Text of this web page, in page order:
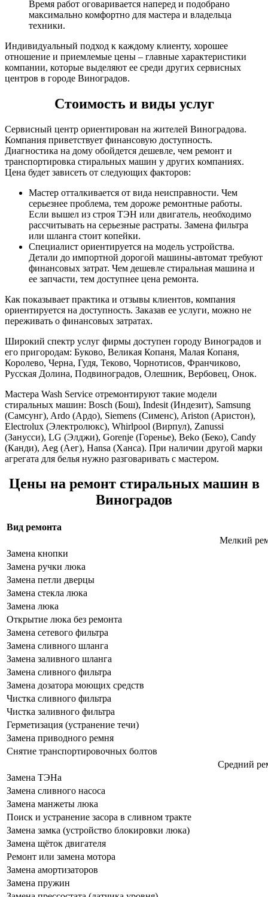
Время работ оговаривается наперед и подобрано
максимально комфортно для мастера и владельца
техники.
Индивидуальный подход к каждому клиенту, хорошее
отношение и приемлемые цены – главные характеристики
компании, которые выделяют ее среди других сервисных
центров в городе Виноградов.
Стоимость и виды услуг
Сервисный центр ориентирован на жителей Виноградова.
Компания приветствует финансовую доступность.
Диагностика на дому обойдется дешевле, чем ремонт и
транспортировка стиральных машин у других компаниях.
Цена будет зависеть от следующих факторов:
Мастер отталкивается от вида неисправности. Чем
серьезнее проблема, тем дороже ремонтные работы.
Если вышел из строя ТЭН или двигатель, необходимо
рассчитывать на серьезные растраты. Замена фильтра
или шланга стоит копейки.
Специалист ориентируется на модель устройства.
Детали до импортной дорогой машины-автомат требуют
финансовых затрат. Чем дешевле стиральная машина и
ее запчасти, тем доступнее цена ремонта.
Как показывает практика и отзывы клиентов, компания
ориентируется на доступность. Заказав ее услуги, можно не
переживать о финансовых затратах.
Широкий спектр услуг фирмы доступен городу Виноградов и
его пригородам: Буково, Великая Копаня, Малая Копаня,
Королево, Черна, Гудя, Теково, Чорнотисов, Франчиково,
Русская Долина, Подвиноградов, Олешник, Вербовец, Онок.
Мастера Wash Service отремонтируют такие модели
стиральных машин: Bosch (Бош), Indesit (Индезит), Samsung
(Самсунг), Ardo (Ардо), Siemens (Сименс), Ariston (Аристон),
Electrolux (Электролюкс), Whirlpool (Вирпул), Zanussi
(Занусси), LG (Элджи), Gorenje (Горенье), Beko (Беко), Candy
(Канди), Аеg (Aeг), Hansa (Ханса). При наличии другой марки
агрегата для белья нужно разговаривать с мастером.
Цены на ремонт стиральных машин в
Виноградов
Вид ремонта
Мелкий
Замена кнопки
Замена ручки люка
Замена петли дверцы
Замена стекла люка
Замена люка
Открытие люка без ремонта
Замена сетевого фильтра
Замена сливного шланга
Замена заливного шланга
Замена сливного фильтра
Замена дозатора моющих средств
Чистка сливного фильтра
Чистка заливного фильтра
Герметизация (устранение течи)
Замена приводного ремня
Снятие транспортировочных болтов
Средний
Замена ТЭНа
Замена сливного насоса
Замена манжеты люка
Поиск и устранение засора в сливном тракте
Замена замка (устройство блокировки люка)
Замена щёток двигателя
Ремонт или замена мотора
Замена амортизаторов
Замена пружин